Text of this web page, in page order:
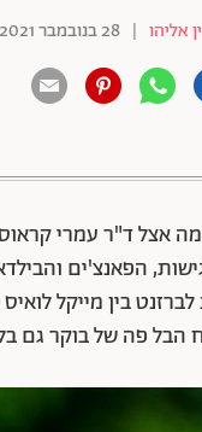
אליהו | 28 בנובמבר 2021
אצל ד"ר עמרי
הפאנצ'ים
בין מייקל לואיס
הבל פה של בוקר גם